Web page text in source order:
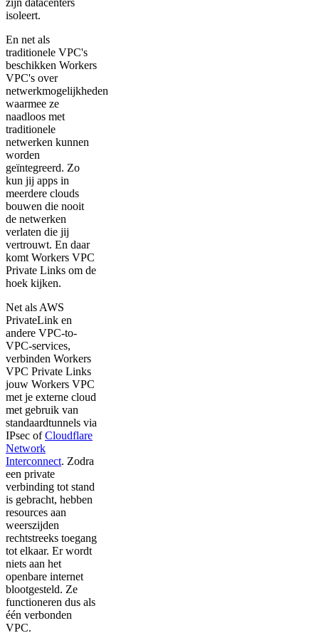
isoleert.
En net als
traditionele VPC's
beschikken Workers
VPC's over
netwerkmogelijkheden
waarmee ze
naadloos met
traditionele
netwerken kunnen
worden
geïntegreerd. Zo
kun jij apps in
meerdere clouds
bouwen die nooit
de netwerken
verlaten die jij
vertrouwt. En daar
komt Workers VPC
Private Links om de
hoek kijken.
Net als AWS
PrivateLink en
andere VPC-to-
VPC-services,
verbinden Workers
VPC Private Links
jouw Workers VPC
met je externe cloud
met gebruik van
standaardtunnels via
IPsec ofCloudflare
Network
Interconnect. Zodra
een private
verbinding tot stand
is gebracht, hebben
resources aan
weerszijden
rechtstreeks toegang
tot elkaar. Er wordt
niets aan het
openbare internet
blootgesteld. Ze
functioneren dus als
één verbonden
VPC.